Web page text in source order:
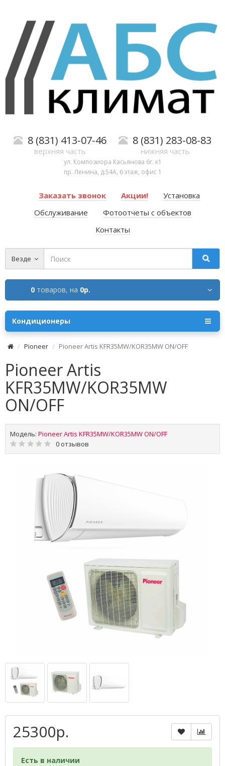
8 (831) 413-07-46
верхняя часть
8 (831) 283-08-83
нижняя часть
ул. Композиора Касьянова 6г. к1
пр. Ленина, д.54А, 6 этаж, офис 1
Заказать звонок Акции!
Установка
Обслуживание
Фотоотчеты с объектов
Контакты
Везде
0 товаров, на 0р.
Кондиционеры
Pioneer Pioneer Artis KFR35MW/KOR35MW ON/OFF
Pioneer Artis
KFR35MW/KOR35MW
ON/OFF
Модель: Pioneer Artis KFR35MW/KOR35MW ON/OFF
0 отзывов
25300р.
Есть в наличии